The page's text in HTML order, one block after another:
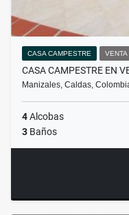
CASA CAMPESTRE VENTA
CASA CAMPESTRE EN
Manizales, Caldas,
4Alcobas
3 Baños